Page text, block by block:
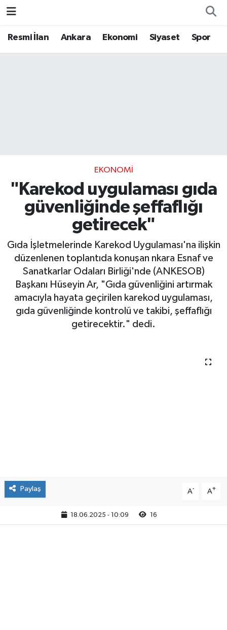
Resmi İlan Ankara Ekonomi Siyaset Spor
EKONOMI
"Karekod uygulaması gıda
güvenliğinde şeffaflığı
getirecek"
Gıda İşletmelerinde Karekod Uygulaması'na ilişkin
düzenlenen toplantıda konuşan nkara Esnaf ve
Sanatkarlar Odaları Birliği'nde (ANKESOB)
Başkanı Hüseyin Ar, "Gıda güvenliğini artırmak
amacıyla hayata geçirilen karekod uygulaması,
gıda güvenliğinde kontrolü ve takibi, şeffaflığı
getirecektir." dedi.
Paylaş A A+
18.06.2025 - 10:09 16